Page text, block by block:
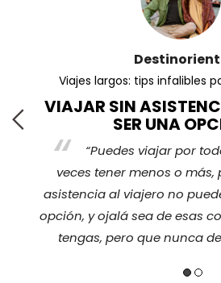
Viajes largos: tips infalibles
VIAJAR SIN
SER UNA
“Puedes viajar por
veces tener menos o más,
asistencia al viajero no
opción, y ojalá sea de esas
tengas, pero que nunca